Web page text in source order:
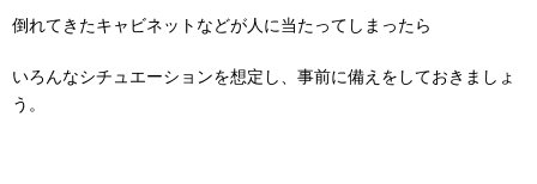
倒れてきたキャビネットなどが人に当たってしまったら
いろんなシチュエーションを想定し、事前に備えをしておきましょ
う。